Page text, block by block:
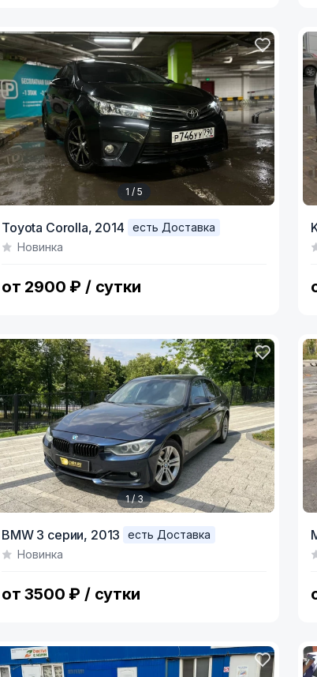
of
1 / 5
Toyota Corolla, 2014
есть Доставка
Новинка
от 2900 ₽ / сутки
of
of
1 / 3
BMW 3 серии, 2013
есть Доставка
Новинка
от 3500 ₽ / сутки
of